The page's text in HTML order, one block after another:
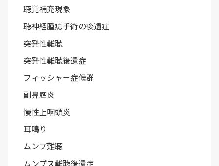
聴覚補充現象
聴神経腫瘍手術の後遺症
突発性難聴
突発性難聴後遺症
フィッシャー症候群
副鼻腔炎
慢性上咽頭炎
耳鳴り
ムンプ難聴
ムンプス難聴後遺症